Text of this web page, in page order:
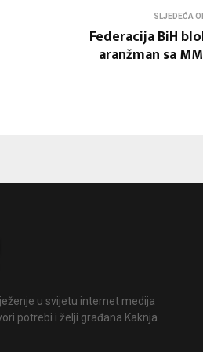
SLJEDEĆA
Federacija BiH
aranžman sa
u svijetu internet medija
potrebi i želji građana Kaknja